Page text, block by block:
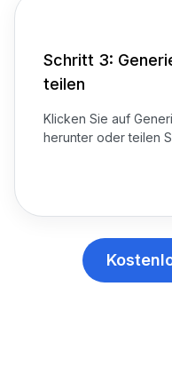
Schritt 3:
teilen
Klicken Sie auf
herunter oder teilen